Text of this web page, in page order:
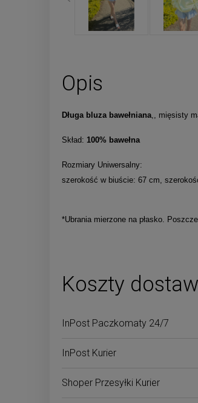
Opis
Długa bluza bawełniana,, mięsisty
Skład: 100% bawełna
Rozmiary Uniwersalny:
szerokość w biuście: 67 cm,
*Ubrania mierzone na płasko.
Koszty
InPost Paczkomaty 24/7
InPost Kurier
Shoper Przesyłki Kurier